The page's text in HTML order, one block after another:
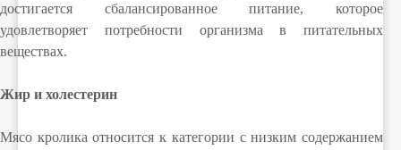
достигается сбалансированное питание, которое
удовлетворяет потребности организма в питательных
веществах.
Жир и холестерин
Мясо кролика относится к категории с низким содержанием